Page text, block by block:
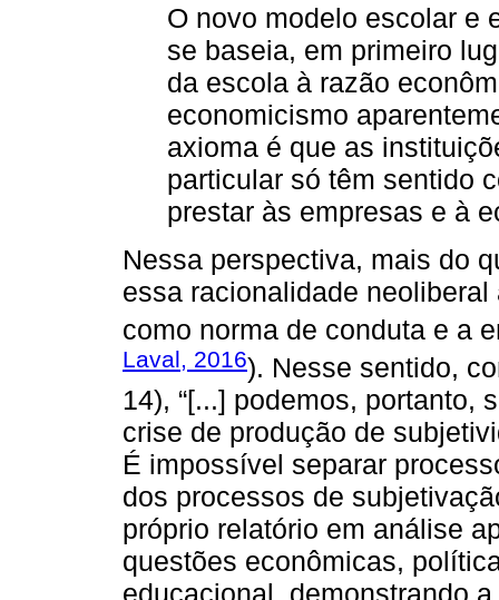
O novo modelo escolar e
se baseia, em primeiro
da escola à razão
economicismo
axioma é que as
particular só têm sentido
prestar às empresas e à
Nessa perspectiva, mais do
essa racionalidade
como norma de conduta e a
Laval, 2016). Nesse sentido,
14), “[...] podemos, portanto,
crise de produção de
É impossível separar
dos processos de
próprio relatório em análise
questões econômicas,
educacional, demonstrando